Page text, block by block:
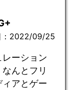
：2022/09/25
ーション
んとフリ
アとゲー